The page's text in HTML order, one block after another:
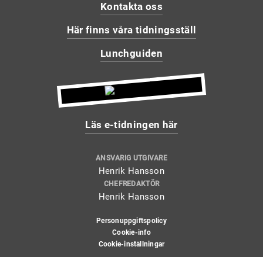
Kontakta oss
Här finns våra tidningsställ
Lunchguiden
Läs e-tidningen här
ANSVARIG UTGIVARE
Henrik Hansson
CHEFREDAKTÖR
Henrik Hansson
Personuppgiftspolicy
Cookie-info
Cookie-inställningar